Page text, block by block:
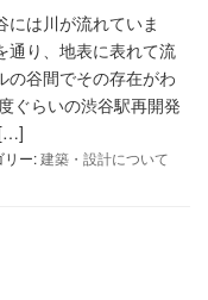
には川が流れていま
通り、地表に表れて流
の谷間でその存在がわ
ぐらいの渋谷駅再開発
リー:建築・設計について